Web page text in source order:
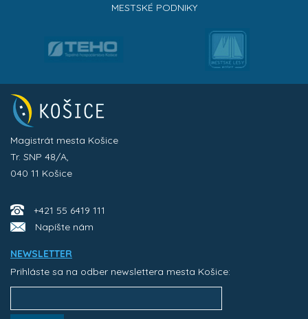
MESTSKÉ PODNIKY
Magistrát mesta Košice
Tr. SNP 48/A,
040 11 Košice
+421 55 6419 111
Napíšte nám
NEWSLETTER
Prihláste sa na odber newslettera mesta Košice: